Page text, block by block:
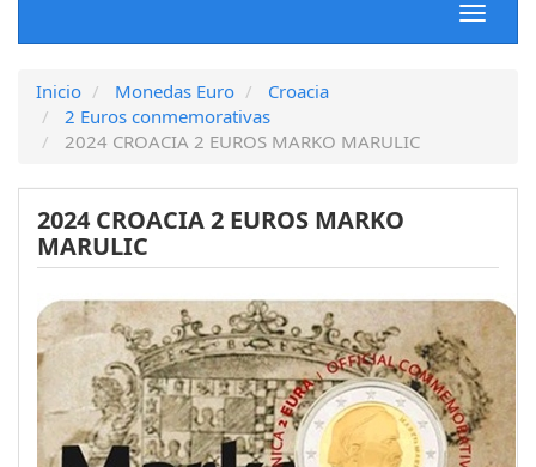
Toggle
Inicio Monedas Euro
Croacia
2 Euros conmemorativas
2024 CROACIA 2 EUROS MARKO MARULIC
2024 CROACIA 2 EUROS MARKO
MARULIC